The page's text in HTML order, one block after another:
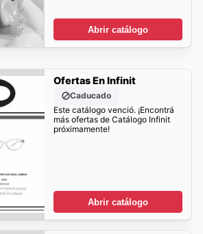
Abrir catálogo
Ofertas En Infinit
Caducado
Este catálogo venció. ¡Encontrá
más ofertas de Catálogo Infinit
próximamente!
Abrir catálogo